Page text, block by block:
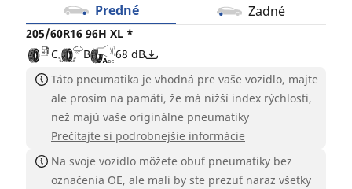
Predné Zadné
205/60R16 96H XL *
C
B 68 dB
Táto pneumatika je vhodná pre vaše vozidlo, majte
ale prosím na pamäti, že má nižší index rýchlosti,
než majú vaše originálne pneumatiky
Prečítajte si podrobnejšie informácie
Na svoje vozidlo môžete obuť pneumatiky bez
označenia OE, ale mali by ste prezuť naraz všetky